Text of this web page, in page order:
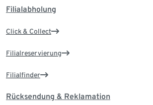
Filialabholung
Click & Collect
Filialreservierung
Filialfinder
Rücksendung & Reklamation